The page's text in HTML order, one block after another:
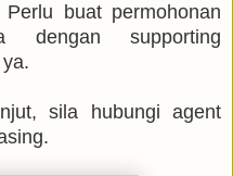
buat permohonan
dengan supporting
sila hubungi agent